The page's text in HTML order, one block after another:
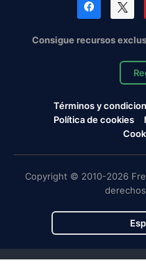
Consigue recursos
Términos y
Política de cookies
Copyright © 2010-2026